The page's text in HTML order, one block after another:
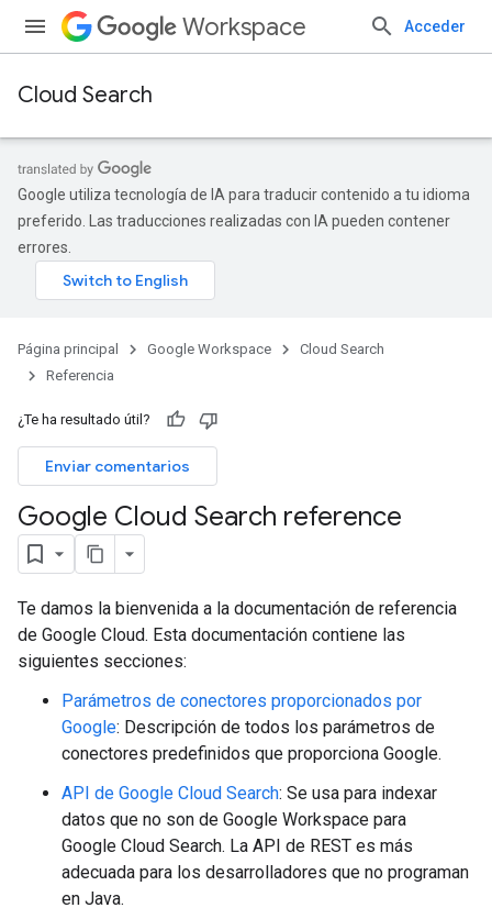
Workspace Acceder
Cloud Search
Google utiliza tecnología de IA para traducir contenido a tu idioma
preferido. Las traducciones realizadas con IA pueden contener
errores.
Página principal Google Workspace
Cloud Search
Referencia
¿Te ha resultado útil?
Enviar comentarios
Google Cloud Search reference
Te damos la bienvenida a la documentación de referencia
de Google Cloud. Esta documentación contiene las
siguientes secciones:
Parámetros de conectores proporcionados por
Google: Descripción de todos los parámetros de
conectores predefinidos que proporciona Google.
API de Google Cloud Search: Se usa para indexar
datos que no son de Google Workspace para
Google Cloud Search. La API de REST es más
adecuada para los desarrolladores que no programan
en Java.